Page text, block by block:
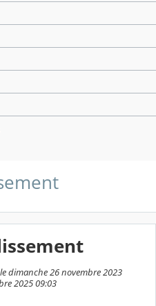
dimanche 26 novembre 2023
2025 09:03